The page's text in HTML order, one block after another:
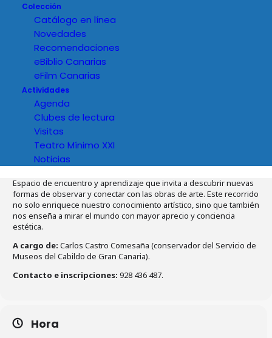
Colección
Catálogo en línea
Novedades
Recomendaciones
eBiblio Canarias
eFilm Canarias
Actividades
Agenda
Clubes de lectura
Visitas
Teatro Mínimo XXI
Noticias
Detalles del evento
Espacio de encuentro y aprendizaje que invita a descubrir nuevas
formas de observar y conectar con las obras de arte. Este recorrido
no solo enriquece nuestro conocimiento artístico, sino que también
nos enseña a mirar el mundo con mayor aprecio y conciencia
estética.
A cargo de: Carlos Castro Comesaña (conservador del Servicio de
Museos del Cabildo de Gran Canaria).
Contacto e inscripciones: 928 436 487.
Hora